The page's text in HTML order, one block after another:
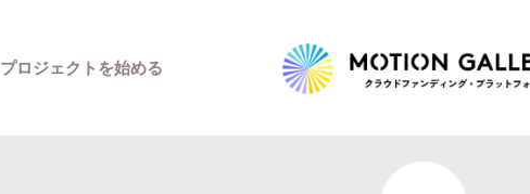
プロジェクトを始める